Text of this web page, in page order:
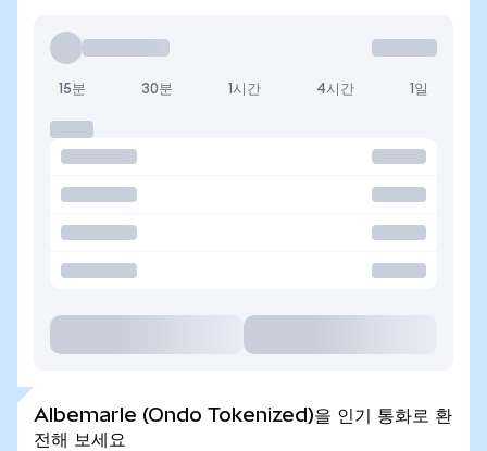
15분 30분 1시간 4시간 1일
Albemarle (Ondo Tokenized)을 인기 통화로 환
전해 보세요